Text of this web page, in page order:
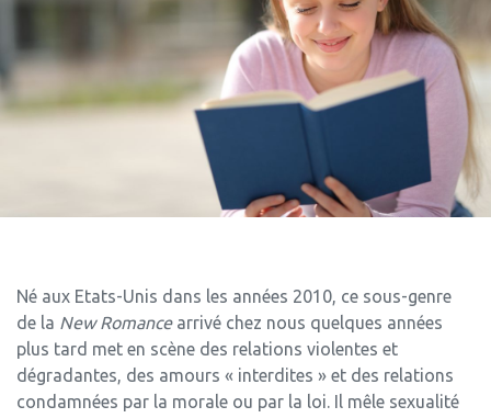
Né aux Etats-Unis dans les années 2010, ce sous-genre
de la New Romance arrivé chez nous quelques années
plus tard met en scène des relations violentes et
dégradantes, des amours « interdites » et des relations
condamnées par la morale ou par la loi. Il mêle sexualité